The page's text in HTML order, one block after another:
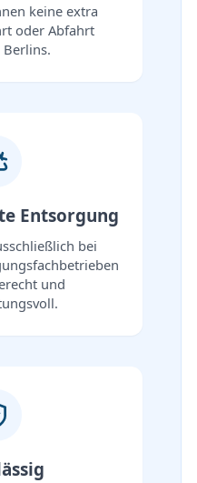
keine extra
oder Abfahrt
Entsorgung
bei
und